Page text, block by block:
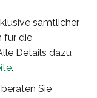
sämtlicher
für die
Details dazu
.
Sie